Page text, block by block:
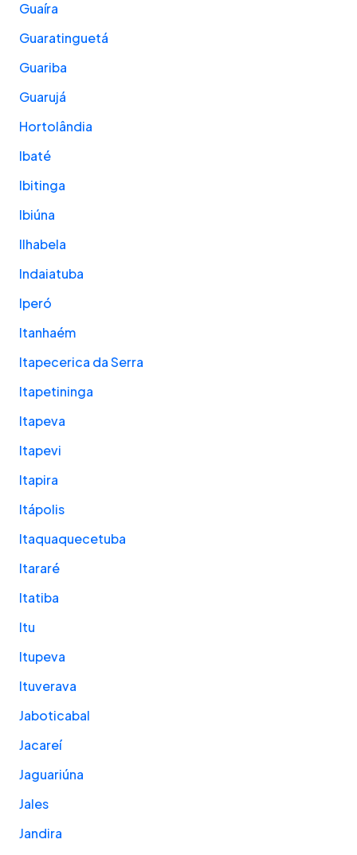
Guaíra
Guaratinguetá
Guariba
Guarujá
Hortolândia
Ibaté
Ibitinga
Ibiúna
Ilhabela
Indaiatuba
Iperó
Itanhaém
Itapecerica da Serra
Itapetininga
Itapeva
Itapevi
Itapira
Itápolis
Itaquaquecetuba
Itararé
Itatiba
Itu
Itupeva
Ituverava
Jaboticabal
Jacareí
Jaguariúna
Jales
Jandira